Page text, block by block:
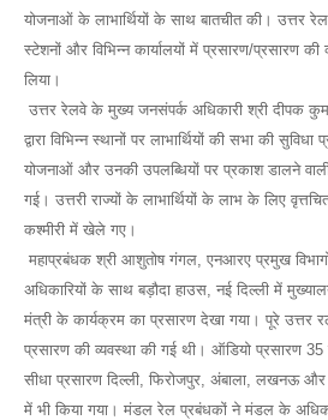
योजनाओं के लाभार्थियों के साथ बातचीत की। उत्तर
स्टेशनों और विभिन्न कार्यालयों में प्रसारण/प्रसारण
लिया।
उत्तर रेलवे के मुख्य जनसंपर्क अधिकारी श्री दीपक
द्वारा विभिन्न स्थानों पर लाभार्थियों की सभा की
योजनाओं और उनकी उपलब्धियों पर प्रकाश डालने वाली
गई। उत्तरी राज्यों के लाभार्थियों के लाभ के लिए
कश्मीरी में खेले गए।
महाप्रबंधक श्री आशुतोष गंगल, एनआरए प्रमुख
अधिकारियों के साथ बड़ौदा हाउस, नई दिल्ली में
मंत्री के कार्यक्रम का प्रसारण देखा गया। पूरे उत्तर
प्रसारण की व्यवस्था की गई थी। ऑडियो प्रसारण 35
सीधा प्रसारण दिल्ली, फिरोजपुर, अंबाला, लखनऊ और
में भी किया गया। मंडल रेल प्रबंधकों ने मंडल के